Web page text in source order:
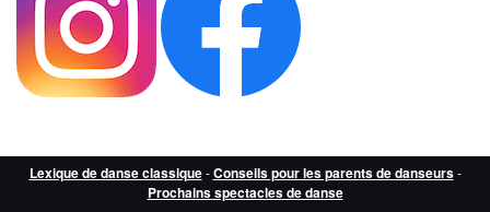
Lexique de danse classique-Conseils pour les parents de danseurs-
Prochains spectacles de danse